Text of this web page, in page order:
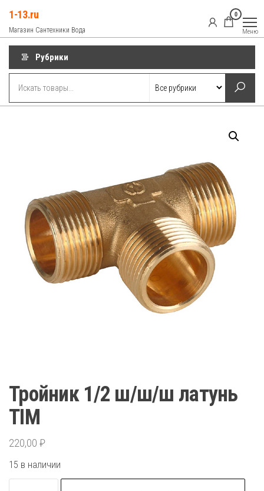
содержимому
1-13.ru
Магазин Сантехники Вода
0
Меню
Рубрики
Тройник 1/2 ш/ш/ш латунь
TIM
220,00 ₽
15 в наличии